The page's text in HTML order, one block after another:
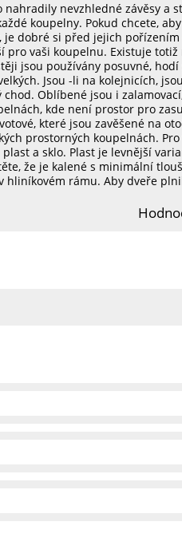
nahradily nevzhledné závěsy a
koupelny. Pokud chcete,
je dobré si před jejich
pro vaši koupelnu. Existuje totiž
jsou používány posuvné, hodí
Jsou -li na kolejnicích,
Oblíbené jsou i
kde není prostor pro
které jsou zavěšené na
prostorných koupelnách.
a sklo. Plast je levnější
že je kalené s minimální
hliníkovém rámu. Aby dveře